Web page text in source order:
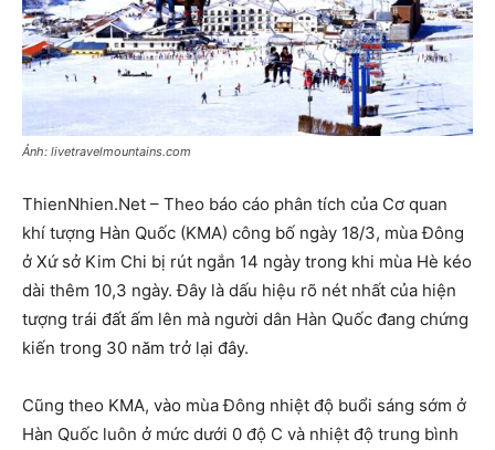
Ảnh: livetravelmountains.com
ThienNhien.Net – Theo báo cáo phân tích của Cơ quan
khí tượng Hàn Quốc (KMA) công bố ngày 18/3, mùa Đông
ở Xứ sở Kim Chi bị rút ngắn 14 ngày trong khi mùa Hè kéo
dài thêm 10,3 ngày. Đây là dấu hiệu rõ nét nhất của hiện
tượng trái đất ấm lên mà người dân Hàn Quốc đang chứng
kiến trong 30 năm trở lại đây.
Cũng theo KMA, vào mùa Đông nhiệt độ buổi sáng sớm ở
Hàn Quốc luôn ở mức dưới 0 độ C và nhiệt độ trung bình